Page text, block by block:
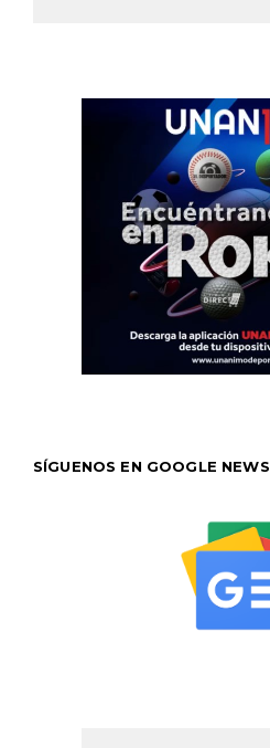
SÍGUENOS EN GOOGLE NEWS